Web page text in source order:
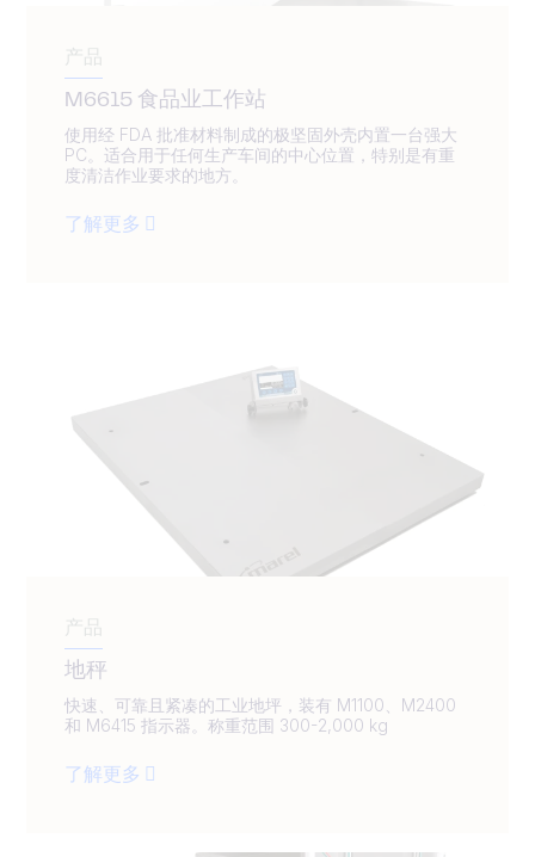
产品
M6615 食品业工作站
使用经 FDA 批准材料制成的极坚固外壳内置一台强大
PC。适合用于任何生产车间的中心位置，特别是有重
度清洁作业要求的地方。
了解更多
产品
地秤
快速、可靠且紧凑的工业地坪，装有 M1100、M2400
和 M6415 指示器。称重范围 300-2,000 kg
了解更多